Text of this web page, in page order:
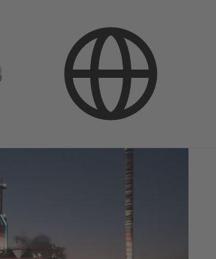
Pramonės technika Metalo gamyba